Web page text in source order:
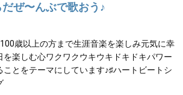
ぜ〜んぶで歌おう♪